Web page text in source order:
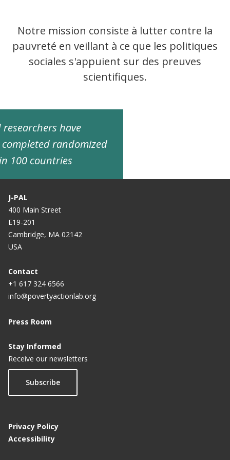
Notre mission consiste à lutter contre la
pauvreté en veillant à ce que les politiques
sociales s'appuient sur des preuves
scientifiques.
researchers have
randomized
100 countries
J-PAL
400 Main Street
E19-201
Cambridge, MA 02142
USA
Contact
+1 617 324 6566
info@povertyactionlab.org
Press Room
Stay Informed
Receive our newsletters
Subscribe
Privacy Policy
Accessibility